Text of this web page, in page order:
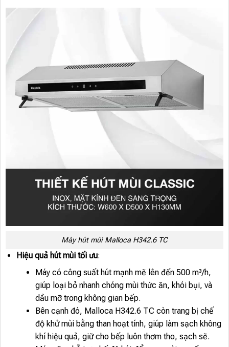
Máy hút mùi Malloca H342.6 TC
Hiệu quả hút mùi tối ưu:
Máy có công suất hút mạnh mẽ lên đến 500 m³/h,
giúp loại bỏ nhanh chóng mùi thức ăn, khói bụi, và
dầu mỡ trong không gian bếp.
Bên cạnh đó, Malloca H342.6 TC còn trang bị chế
độ khử mùi bằng than hoạt tính, giúp làm sạch không
khí hiệu quả, giữ cho bếp luôn thơm tho, sạch sẽ.